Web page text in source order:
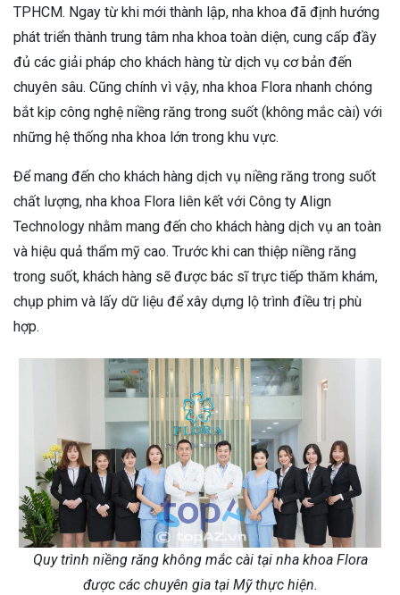
TPHCM. Ngay từ khi mới thành lập, nha khoa đã định hướng
phát triển thành trung tâm nha khoa toàn diện, cung cấp đầy
đủ các giải pháp cho khách hàng từ dịch vụ cơ bản đến
chuyên sâu. Cũng chính vì vậy, nha khoa Flora nhanh chóng
bắt kịp công nghệ niềng răng trong suốt (không mắc cài) với
những hệ thống nha khoa lớn trong khu vực.
Để mang đến cho khách hàng dịch vụ niềng răng trong suốt
chất lượng, nha khoa Flora liên kết với Công ty Align
Technology nhằm mang đến cho khách hàng dịch vụ an toàn
và hiệu quả thẩm mỹ cao. Trước khi can thiệp niềng răng
trong suốt, khách hàng sẽ được bác sĩ trực tiếp thăm khám,
chụp phim và lấy dữ liệu để xây dựng lộ trình điều trị phù
hợp.
Quy trình niềng răng không mắc cài tại nha khoa Flora
được các chuyên gia tại Mỹ thực hiện.